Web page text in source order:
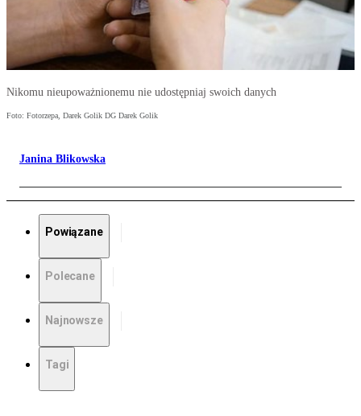
Nikomu nieupoważnionemu nie udostępniaj swoich danych
Foto: Fotorzepa, Darek Golik DG Darek Golik
Janina Blikowska
Powiązane
Polecane
Najnowsze
Tagi